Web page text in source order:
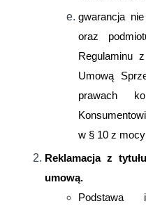
gwarancja
oraz
Regulaminu
Umową
prawach
w § 10 z
Reklamacja z
umową.
Podstawa